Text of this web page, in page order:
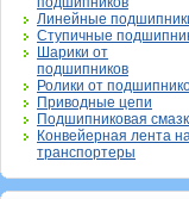
Линейные
Ступичные
Шарики от
подшипников
Ролики от
Приводные цепи
Подшипниковая
Конвейерная лента
транспортеры